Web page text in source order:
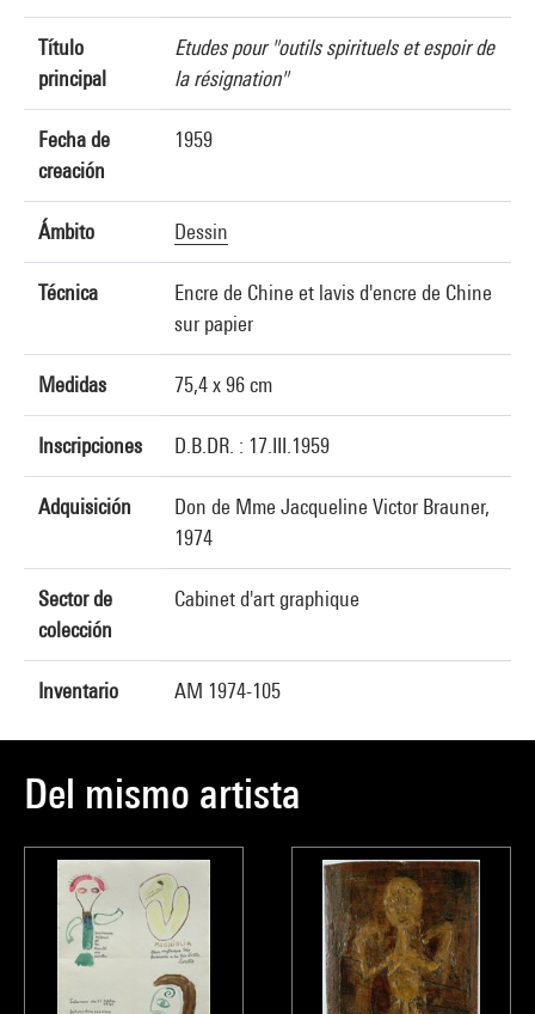
Título
principal
Etudes pour "outils spirituels et espoir de
la résignation"
Fecha de
creación
1959
Ámbito Dessin
Técnica
Encre de Chine et lavis d'encre de Chine
sur papier
Medidas 75,4 x 96 cm
Inscripciones D.B.DR. : 17.III.1959
Adquisición
Don de Mme Jacqueline Victor Brauner,
1974
Sector de
colección
Cabinet d'art graphique
Inventario AM 1974-105
Del mismo artista